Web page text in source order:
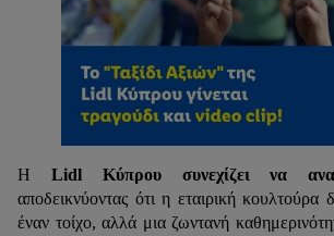
Η Lidl Κύπρου συνεχίζει να
αποδεικνύοντας ότι η εταιρική κουλτούρα
έναν τοίχο, αλλά μια ζωντανή